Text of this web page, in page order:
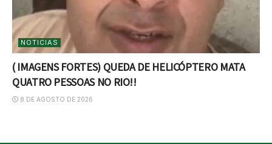
NOTICIAS
( IMAGENS FORTES) QUEDA DE HELICÓPTERO MATA
QUATRO PESSOAS NO RIO!!
8 DE AGOSTO DE 2026